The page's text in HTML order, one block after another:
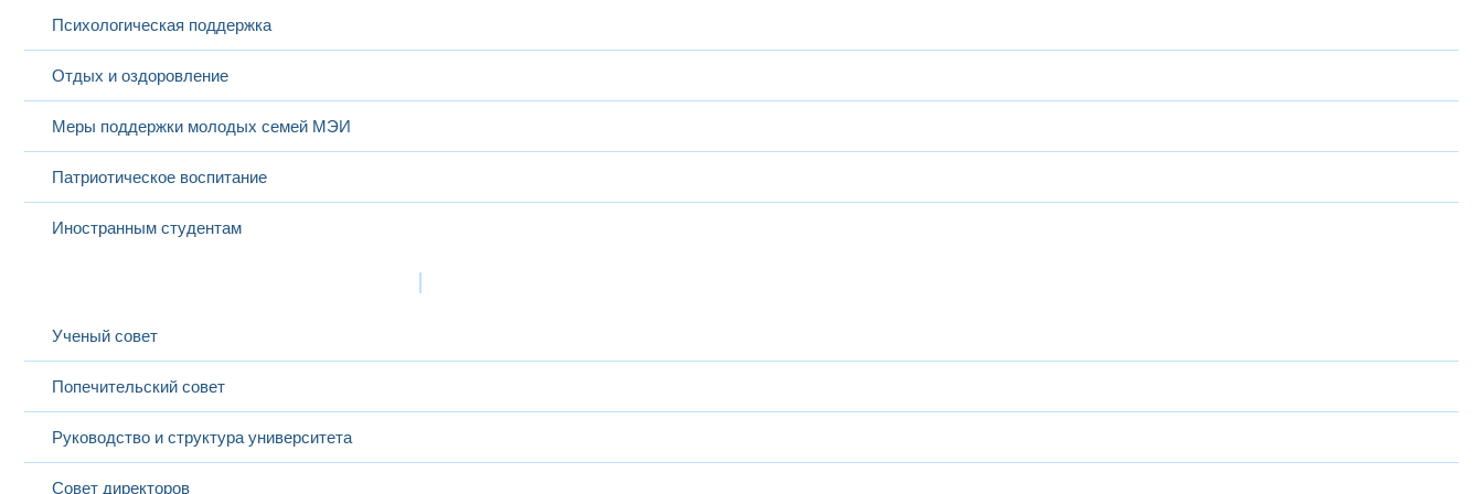
Психологическая поддержка
Отдых и оздоровление
Меры поддержки молодых семей МЭИ
Патриотическое воспитание
Иностранным студентам
Ученый совет
Попечительский совет
Руководство и структура университета
Совет директоров